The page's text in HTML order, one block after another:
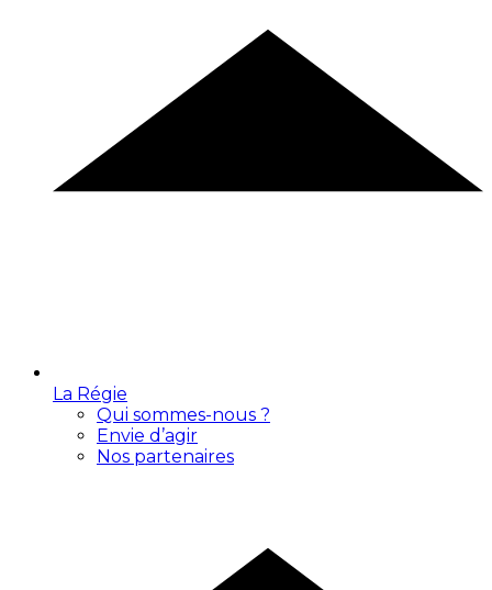
La Régie
Qui sommes-nous ?
Envie d’agir
Nos partenaires